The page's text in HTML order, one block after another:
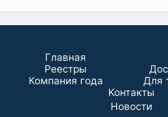
Главная
Реестры
Компания года
Для
Koнтaкты
Новости